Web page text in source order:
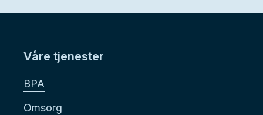
Våre tjenester
BPA
Omsorg